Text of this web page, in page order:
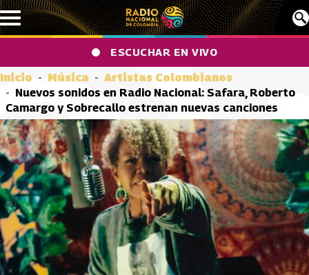
Pasar al contenido principal
ESCUCHAR EN VIVO
Inicio Música
Artistas Colombianos
Nuevos sonidos en Radio Nacional: Safara, Roberto
Camargo y Sobrecallo estrenan nuevas canciones